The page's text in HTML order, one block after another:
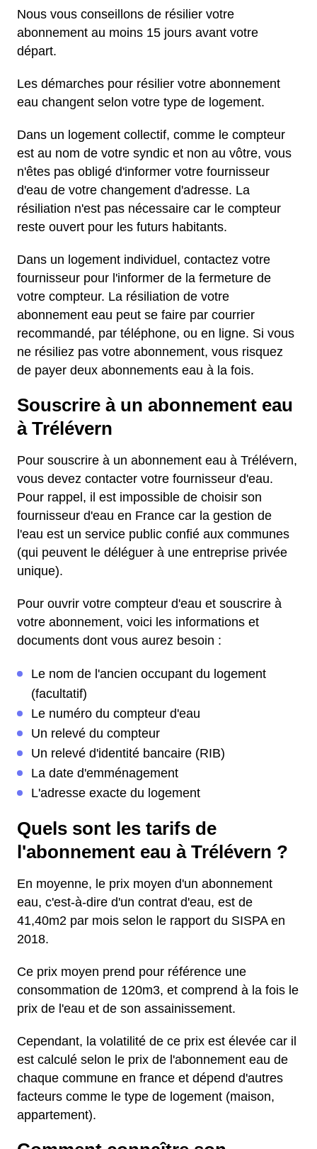
Nous vous conseillons de résilier votre
abonnement au moins 15 jours avant votre
départ.
Les démarches pour résilier votre abonnement
eau changent selon votre type de logement.
Dans un logement collectif, comme le compteur
est au nom de votre syndic et non au vôtre, vous
n'êtes pas obligé d'informer votre fournisseur
d'eau de votre changement d'adresse. La
résiliation n'est pas nécessaire car le compteur
reste ouvert pour les futurs habitants.
Dans un logement individuel, contactez votre
fournisseur pour l'informer de la fermeture de
votre compteur. La résiliation de votre
abonnement eau peut se faire par courrier
recommandé, par téléphone, ou en ligne. Si vous
ne résiliez pas votre abonnement, vous risquez
de payer deux abonnements eau à la fois.
Souscrire à un abonnement eau
à Trélévern
Pour souscrire à un abonnement eau à Trélévern,
vous devez contacter votre fournisseur d'eau.
Pour rappel, il est impossible de choisir son
fournisseur d'eau en France car la gestion de
l'eau est un service public confié aux communes
(qui peuvent le déléguer à une entreprise privée
unique).
Pour ouvrir votre compteur d'eau et souscrire à
votre abonnement, voici les informations et
documents dont vous aurez besoin :
Le nom de l'ancien occupant du logement
(facultatif)
Le numéro du compteur d'eau
Un relevé du compteur
Un relevé d'identité bancaire (RIB)
La date d'emménagement
L'adresse exacte du logement
Quels sont les tarifs de
l'abonnement eau à Trélévern ?
En moyenne, le prix moyen d'un abonnement
eau, c'est-à-dire d'un contrat d'eau, est de
41,40m2 par mois selon le rapport du SISPA en
2018.
Ce prix moyen prend pour référence une
consommation de 120m3, et comprend à la fois le
prix de l'eau et de son assainissement.
Cependant, la volatilité de ce prix est élevée car il
est calculé selon le prix de l'abonnement eau de
chaque commune en france et dépend d'autres
facteurs comme le type de logement (maison,
appartement).